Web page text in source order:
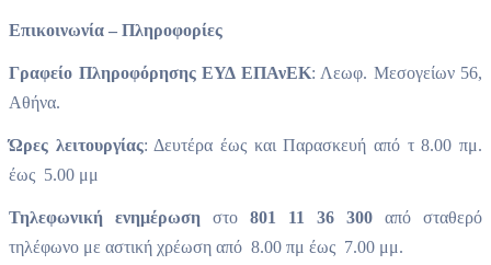
Επικοινωνία – Πληροφορίες
Γραφείο Πληροφόρησης ΕΥΔ ΕΠΑνΕΚ: Λεωφ. Μεσογείων 56,
Αθήνα.
Ώρες λειτουργίας: Δευτέρα έως και Παρασκευή από τ 8.00 πμ.
έως 5.00 μμ
Τηλεφωνική ενημέρωση στο 801 11 36 300 από σταθερό
τηλέφωνο με αστική χρέωση από 8.00 πμ έως 7.00 μμ.